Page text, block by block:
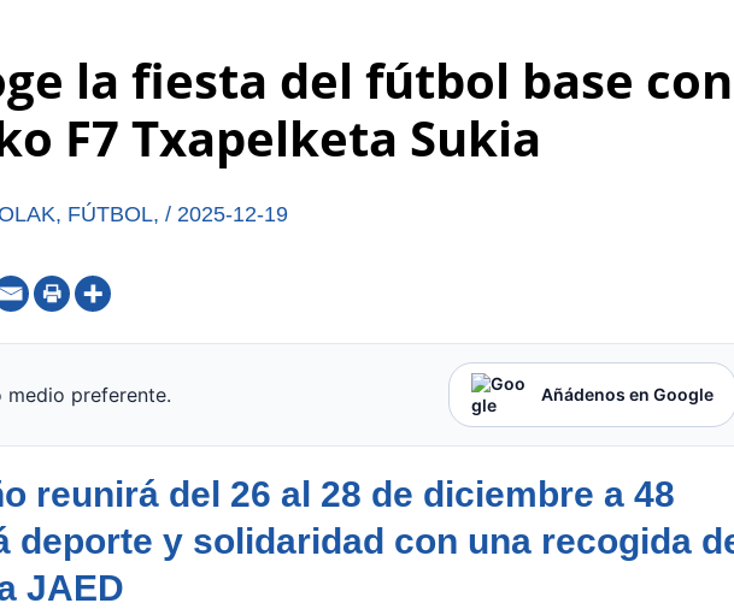
la fiesta del fútbol base con
F7 Txapelketa Sukia
, FÚTBOL, / 2025-12-19
preferente. Añádenos en Google
reunirá del 26 al 28 de diciembre a 48
deporte y solidaridad con una recogida
JAED